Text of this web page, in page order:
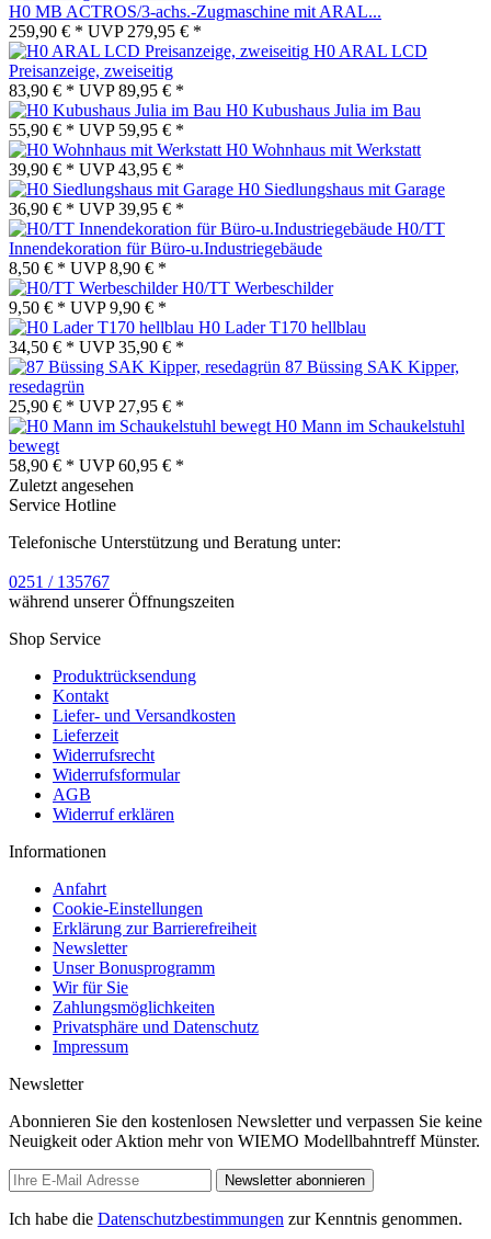
H0 MB ACTROS/3-achs.-Zugmaschine mit ARAL...
259,90 € * UVP 279,95 € *
H0 ARAL LCD
Preisanzeige, zweiseitig
83,90 € * UVP89,95 € *
H0 Kubushaus Julia im Bau
55,90 € * UVP 59,95 € *
H0 Wohnhaus mit Werkstatt
39,90 € * UVP43,95 € *
H0 Siedlungshaus mit Garage
36,90 € * UVP39,95 € *
H0/TT
Innendekoration für Büro-u.Industriegebäude
8,50 € * UVP8,90 € *
H0/TT Werbeschilder
9,50 € * UVP9,90 € *
H0 Lader T170 hellblau
34,50 € * UVP35,90 € *
87 Büssing SAK Kipper,
resedagrün
25,90 € * UVP 27,95 € *
H0 Mann im Schaukelstuhl
bewegt
58,90 € * UVP60,95 € *
Zuletzt angesehen
Service Hotline
Telefonische Unterstützung und Beratung unter:
0251 / 135767
während unserer Öffnungszeiten
Shop Service
Produktrücksendung
Kontakt
Liefer- und Versandkosten
Lieferzeit
Widerrufsrecht
Widerrufsformular
AGB
Widerruf erklären
Informationen
Anfahrt
Cookie-Einstellungen
Erklärung zur Barrierefreiheit
Newsletter
Unser Bonusprogramm
Wir für Sie
Zahlungsmöglichkeiten
Privatsphäre und Datenschutz
Impressum
Newsletter
Abonnieren Sie den kostenlosen Newsletter und verpassen Sie keine
Neuigkeit oder Aktion mehr von WIEMO Modellbahntreff Münster.
Newsletter abonnieren
Ich habe die Datenschutzbestimmungen zur Kenntnis genommen.